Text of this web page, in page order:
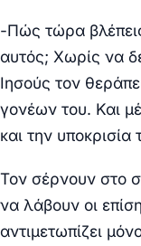
-Πώς τώρα
αυτός; Χωρίς να
Ιησούς τον
γονέων του. Και
και την
Τον σέρνουν στο
να λάβουν οι
αντιμετωπίζει